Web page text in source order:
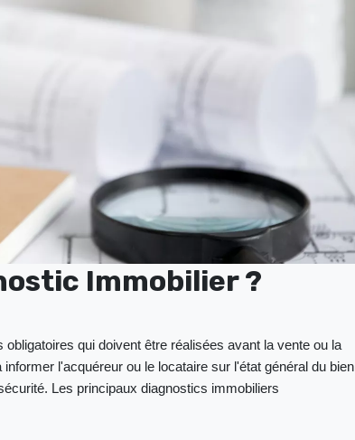
Immobilier ?
qui doivent être réalisées avant la vente ou la
l'acquéreur ou le locataire sur l'état général du bien
Les principaux diagnostics immobiliers